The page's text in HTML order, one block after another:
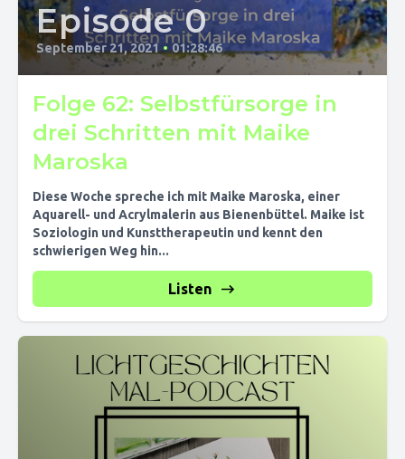
Episode 0
September 21, 2021 • 01:28:46
Folge 62: Selbstfürsorge in
drei Schritten mit Maike
Maroska
Diese Woche spreche ich mit Maike Maroska, einer
Aquarell- und Acrylmalerin aus Bienenbüttel. Maike ist
Soziologin und Kunsttherapeutin und kennt den
schwierigen Weg hin...
Listen